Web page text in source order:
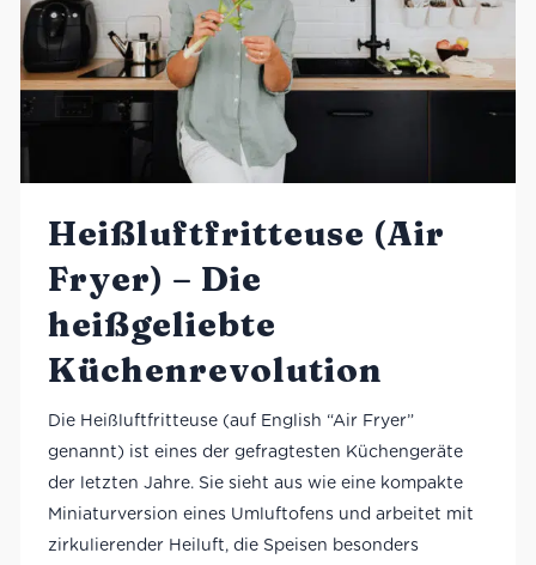
Heißluftfritteuse (Air
Fryer) – Die
heißgeliebte
Küchenrevolution
Die Heißluftfritteuse (auf English “Air Fryer”
genannt) ist eines der gefragtesten Küchengeräte
der letzten Jahre. Sie sieht aus wie eine kompakte
Miniaturversion eines Umluftofens und arbeitet mit
zirkulierender Heiluft, die Speisen besonders